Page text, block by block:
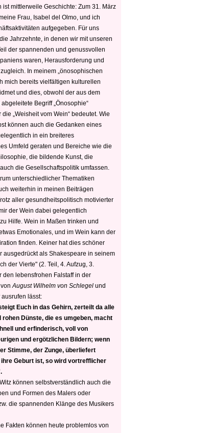
ist mittlerweile Geschichte: Zum 31. März
Frau, Isabel del Olmo, und ich
aufgegeben. Für uns
Jahrzehnte, in denen wir mit unseren
der spannenden und genussvollen
waren, Herausforderung und
In meinem „önosophischen
mich bereits vielfältigen kulturellen
und dies, obwohl der aus dem
Begriff „Önosophie“
„Weisheit vom Wein“ bedeutet. Wie
können auch die Gedanken eines
in ein breiteres
Umfeld geraten und Bereiche wie die
die bildende Kunst, die
die Gesellschaftspolitik umfassen.
unterschiedlicher Thematiken
weiterhin in meinen Beiträgen
aller gesundheitspolitisch motivierter
der Wein dabei gelegentlich
Hilfe. Wein in Maßen trinken und
Emotionales, und im Wein kann der
finden. Keiner hat dies schöner
ausgedrückt als Shakespeare in seinem
der Vierte" (2. Teil, 4. Aufzug, 3.
den lebensfrohen Falstaff in der
August Wilhelm von Schlegel und
ausrufen lässt:
Euch in das Gehirn, zerteilt da alle
rohen Dünste, die es umgeben, macht
und erfinderisch, voll von
und ergötzlichen Bildern; wenn
Stimme, der Zunge, überliefert
ihre Geburt ist, so wird vortrefflicher
können selbstverständlich auch die
und Formen des Malers oder
die spannenden Klänge des Musikers
Fakten können heute problemlos von